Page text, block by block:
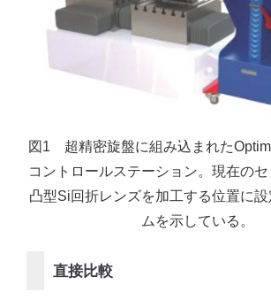
図1 超精密旋盤に組み込まれた
コントロールステーション。現在のセ
凸型Si回折レンズを加工する位置に
ムを示している。
直接比較